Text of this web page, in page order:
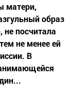
матери,
образ
посчитала
не менее ей
В